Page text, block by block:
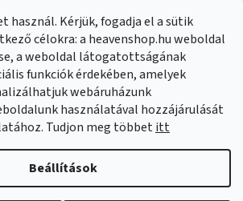
használ. Kérjük, fogadja el a sütik
célokra: a heavenshop.hu weboldal
a weboldal látogatottságának
funkciók érdekében, amelyek
webáruházunk
használatával hozzájárulását
Tudjon meg többetitt
Beállítások